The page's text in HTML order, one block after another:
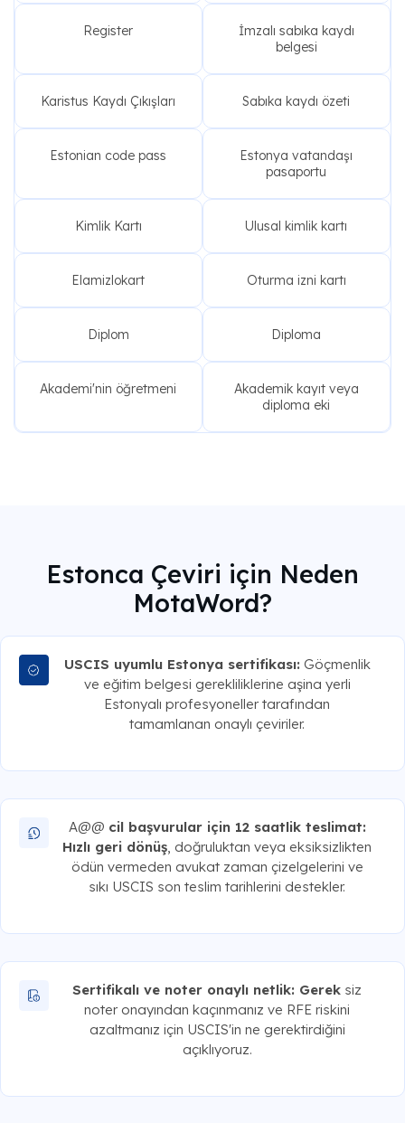
Register
İmzalı sabıka kaydı
belgesi
Karistus Kaydı Çıkışları Sabıka kaydı özeti
Estonian code pass
Estonya vatandaşı
pasaportu
Kimlik Kartı Ulusal kimlik kartı
Elamizlokart Oturma izni kartı
Diplom Diploma
Akademi'nin öğretmeni
Akademik kayıt veya
diploma eki
Estonca Çeviri için Neden
MotaWord?
USCIS uyumlu Estonya sertifikası: Göçmenlik
ve eğitim belgesi gerekliliklerine aşina yerli
Estonyalı profesyoneller tarafından
tamamlanan onaylı çeviriler.
A@@ cil başvurular için 12 saatlik teslimat:
Hızlı geri dönüş, doğruluktan veya eksiksizlikten
ödün vermeden avukat zaman çizelgelerini ve
sıkı USCIS son teslim tarihlerini destekler.
Sertifikalı ve noter onaylı netlik: Gerek siz
noter onayından kaçınmanız ve RFE riskini
azaltmanız için USCIS'in ne gerektirdiğini
açıklıyoruz.